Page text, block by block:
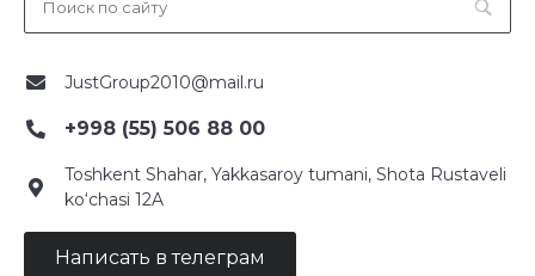
JustGroup2010@mail.ru
+998 (55) 506 88 00
Toshkent Shahar, Yakkasaroy tumani, Shota Rustaveli
ko‘chasi 12A
Написать в телеграм